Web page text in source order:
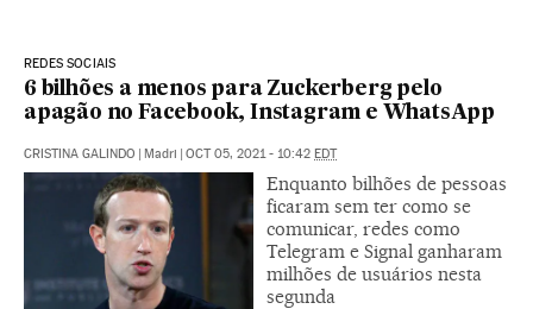
REDES SOCIAIS
6 bilhões a menos para Zuckerberg pelo
apagão no Facebook, Instagram e WhatsApp
CRISTINA GALINDO | Madri | OCT 05, 2021 - 10:42 EDT
Enquanto bilhões de pessoas
ficaram sem ter como se
comunicar, redes como
Telegram e Signal ganharam
milhões de usuários nesta
segunda